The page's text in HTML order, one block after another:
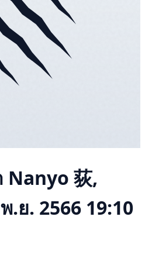
Nanyo 荻,
.ย. 2566 19:10